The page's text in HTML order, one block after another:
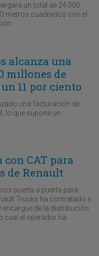
un total de 24.000
metros cuadrados con el
alcanza una
millones de
11 por ciento
una facturación de
lo que supone un
CAT para
de Renault
puerta a puerta para
Trucks ha contratado a
de la distribución
cual el operador ha